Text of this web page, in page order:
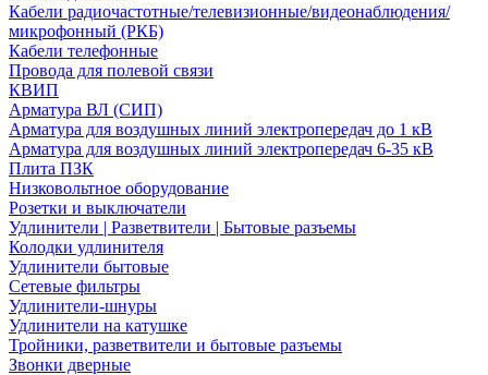
Кабели радиочастотные/телевизионные/видеонаблюдения/
микрофонный (РКБ)
Кабели телефонные
Провода для полевой связи
КВИП
Арматура ВЛ (СИП)
Арматура для воздушных линий электропередач до 1 кВ
Арматура для воздушных линий электропередач 6-35 кВ
Плита ПЗК
Низковольтное оборудование
Розетки и выключатели
Удлинители | Разветвители | Бытовые разъемы
Колодки удлинителя
Удлинители бытовые
Сетевые фильтры
Удлинители-шнуры
Удлинители на катушке
Тройники, разветвители и бытовые разъемы
Звонки дверные